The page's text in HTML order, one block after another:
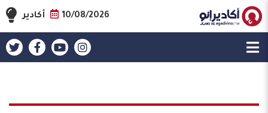
10/08/2026 أكادير